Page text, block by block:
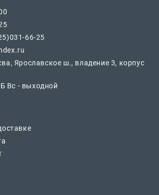
66-25
Ярославское ш., владение 3, корпус
Вс - выходной